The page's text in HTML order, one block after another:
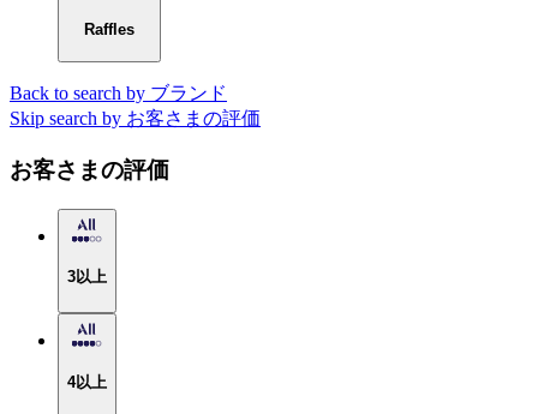
Raffles
Back to search by ブランド
Skip search by お客さまの評価
お客さまの評価
3以上
4以上